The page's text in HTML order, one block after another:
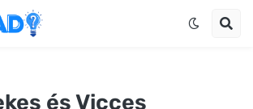
és Vicces